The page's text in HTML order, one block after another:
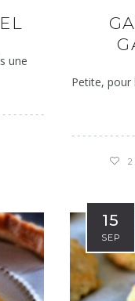
une
Petite, pour
2
15
SEP